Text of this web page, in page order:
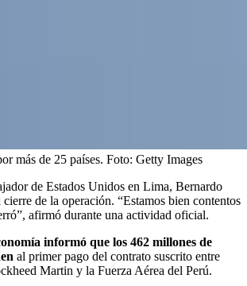
más de 25 países. Foto: Getty Images
de Estados Unidos en Lima, Bernardo
de la operación. “Estamos bien contentos
afirmó durante una actividad oficial.
informó que los 462 millones de
al primer pago del contrato suscrito entre
Martin y la Fuerza Aérea del Perú.